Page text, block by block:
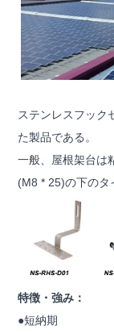
ステンレスフック
た製品である 。
一般
屋根架台は
(M8 * 25)の下のタ
特徴・強み：
●短納期